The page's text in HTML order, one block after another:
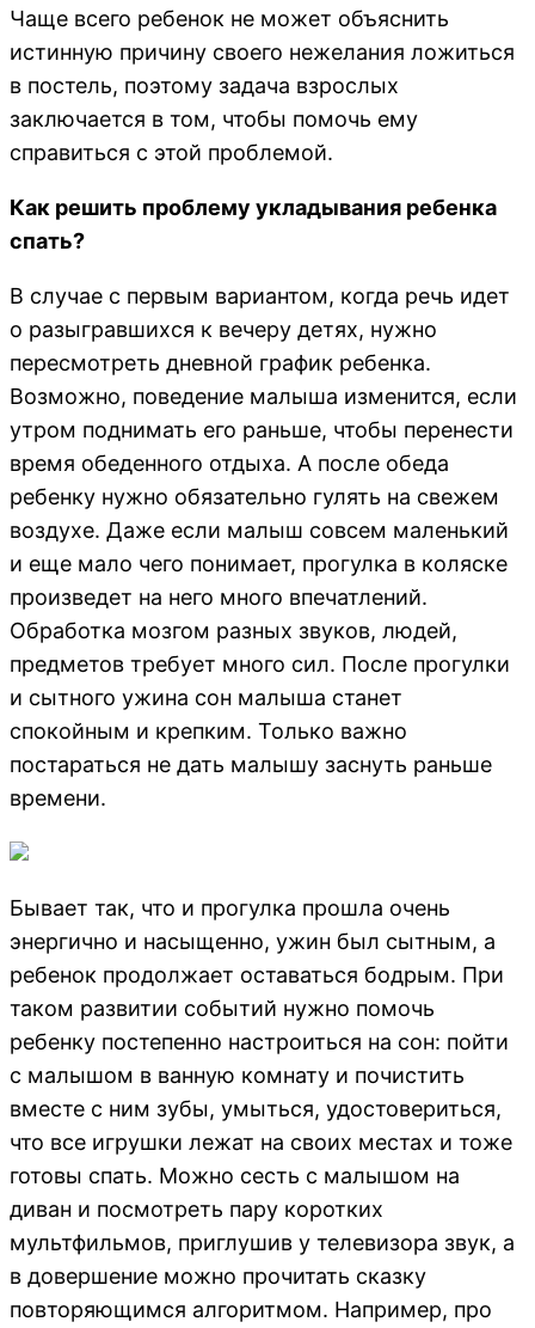
Чаще всего ребенок не может объяснить
истинную причину своего нежелания ложиться
в постель, поэтому задача взрослых
заключается в том, чтобы помочь ему
справиться с этой проблемой.
Как решить проблему укладывания ребенка
спать?
В случае с первым вариантом, когда речь идет
о разыгравшихся к вечеру детях, нужно
пересмотреть дневной график ребенка.
Возможно, поведение малыша изменится, если
утром поднимать его раньше, чтобы перенести
время обеденного отдыха. А после обеда
ребенку нужно обязательно гулять на свежем
воздухе. Даже если малыш совсем маленький
и еще мало чего понимает, прогулка в коляске
произведет на него много впечатлений.
Обработка мозгом разных звуков, людей,
предметов требует много сил. После прогулки
и сытного ужина сон малыша станет
спокойным и крепким. Только важно
постараться не дать малышу заснуть раньше
времени.
Бывает так, что и прогулка прошла очень
энергично и насыщенно, ужин был сытным, а
ребенок продолжает оставаться бодрым. При
таком развитии событий нужно помочь
ребенку постепенно настроиться на сон: пойти
с малышом в ванную комнату и почистить
вместе с ним зубы, умыться, удостовериться,
что все игрушки лежат на своих местах и тоже
готовы спать. Можно сесть с малышом на
диван и посмотреть пару коротких
мультфильмов, приглушив у телевизора звук, а
в довершение можно прочитать сказку
повторяющимся алгоритмом. Например, про